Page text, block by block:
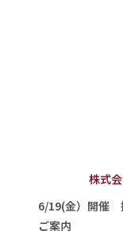
株式
6/19(金）開催
ご案内